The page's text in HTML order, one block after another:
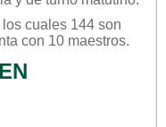
cuales 144 son
con 10 maestros.